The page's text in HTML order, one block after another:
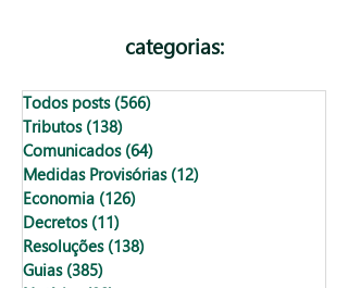
categorias:
Todos posts (566)
Tributos (138)
Comunicados (64)
Medidas Provisórias (12)
Economia (126)
Decretos (11)
Resoluções (138)
Guias (385)